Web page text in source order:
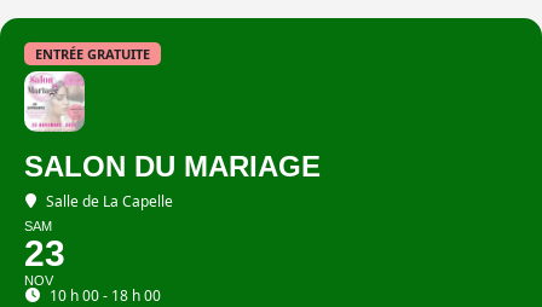
ENTRÉE GRATUITE
SALON DU MARIAGE
Salle de La Capelle
SAM
23
NOV
10 h 00 - 18 h 00